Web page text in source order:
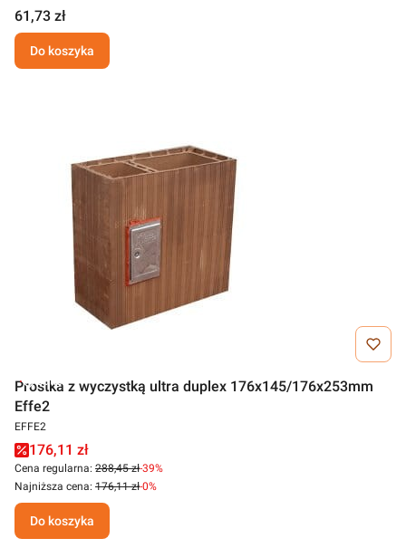
61,73 zł
Do koszyka
Outlet
Prostka z wyczystką ultra duplex 176x145/176x253mm
Effe2
EFFE2
176,11 zł
Cena regularna: 288,45 zł-39%
Najniższa cena: 176,11 zł-0%
Do koszyka